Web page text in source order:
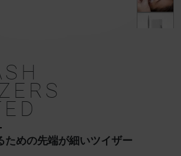
ための先端が細いツイザー